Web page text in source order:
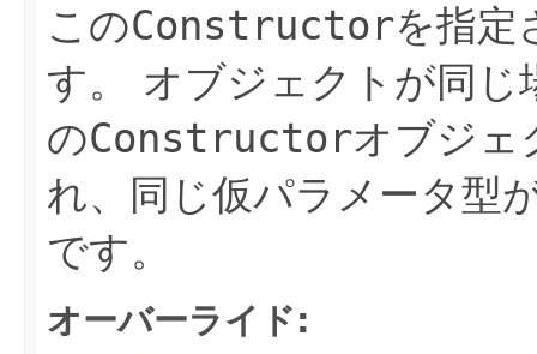
このConstructorを指定
す。
オブジェクトが同
のConstructorオブジェ
れ、同じ仮パラメータ型
です。
オーバーライド: